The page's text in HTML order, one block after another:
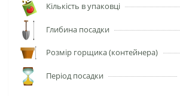
Кількість в упаковці
Глибина посадки
Розмір горщика (контейнера)
Період посадки